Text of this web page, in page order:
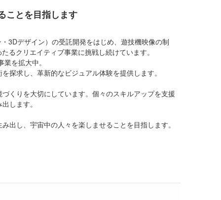
ことを目指します
3Dデザイン）の受託開発をはじめ、遊技機映像の制
るクリエイティブ事業に挑戦し続けています。
を拡大中。
探求し、革新的なビジュアル体験を提供します。
くりを大切にしています。個々のスキルアップを支援
します。
出し、宇宙中の人々を楽しませることを目指します。